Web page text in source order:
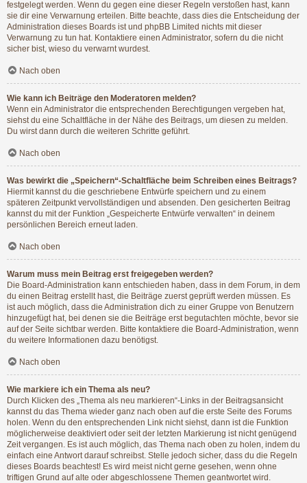
festgelegt werden. Wenn du gegen eine dieser Regeln verstoßen hast, kann
sie dir eine Verwarnung erteilen. Bitte beachte, dass dies die Entscheidung der
Administration dieses Boards ist und phpBB Limited nichts mit dieser
Verwarnung zu tun hat. Kontaktiere einen Administrator, sofern du die nicht
sicher bist, wieso du verwarnt wurdest.
Nach oben
Wie kann ich Beiträge den Moderatoren melden?
Wenn ein Administrator die entsprechenden Berechtigungen vergeben hat,
siehst du eine Schaltfläche in der Nähe des Beitrags, um diesen zu melden.
Du wirst dann durch die weiteren Schritte geführt.
Nach oben
Was bewirkt die „Speichern“-Schaltfläche beim Schreiben eines Beitrags?
Hiermit kannst du die geschriebene Entwürfe speichern und zu einem
späteren Zeitpunkt vervollständigen und absenden. Den gesicherten Beitrag
kannst du mit der Funktion „Gespeicherte Entwürfe verwalten“ in deinem
persönlichen Bereich erneut laden.
Nach oben
Warum muss mein Beitrag erst freigegeben werden?
Die Board-Administration kann entschieden haben, dass in dem Forum, in dem
du einen Beitrag erstellt hast, die Beiträge zuerst geprüft werden müssen. Es
ist auch möglich, dass die Administration dich zu einer Gruppe von Benutzern
hinzugefügt hat, bei denen sie die Beiträge erst begutachten möchte, bevor sie
auf der Seite sichtbar werden. Bitte kontaktiere die Board-Administration, wenn
du weitere Informationen dazu benötigst.
Nach oben
Wie markiere ich ein Thema als neu?
Durch Klicken des „Thema als neu markieren“-Links in der Beitragsansicht
kannst du das Thema wieder ganz nach oben auf die erste Seite des Forums
holen. Wenn du den entsprechenden Link nicht siehst, dann ist die Funktion
möglicherweise deaktiviert oder seit der letzten Markierung ist nicht genügend
Zeit vergangen. Es ist auch möglich, das Thema nach oben zu holen, indem du
einfach eine Antwort darauf schreibst. Stelle jedoch sicher, dass du die Regeln
dieses Boards beachtest! Es wird meist nicht gerne gesehen, wenn ohne
triftigen Grund auf alte oder abgeschlossene Themen geantwortet wird.